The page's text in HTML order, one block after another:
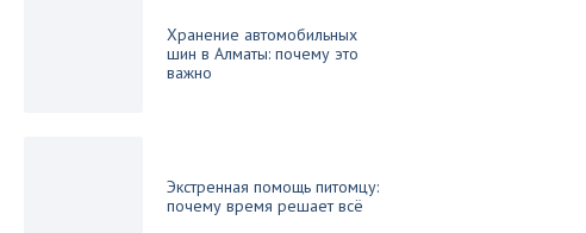
Хранение автомобильных
шин в Алматы: почему это
важно
Экстренная помощь питомцу:
почему время решает всё